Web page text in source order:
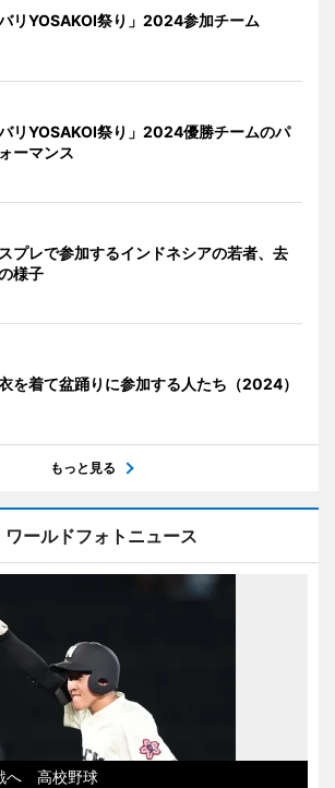
バリYOSAKOI祭り」2024参加チーム
バリYOSAKOI祭り」2024優勝チームのパ
ーマンス
プレで参加するインドネシアの若者、去
様子
を着て盆踊りに参加する人たち（2024）
もっと見る
ワールドフォトニュース
へ 高校野球